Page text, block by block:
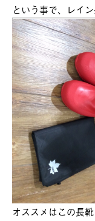
という事で、レイ
オススメはこの長靴